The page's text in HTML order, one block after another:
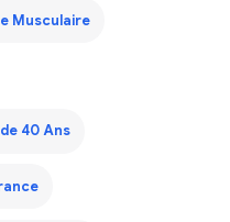
Musculaire
40 Ans